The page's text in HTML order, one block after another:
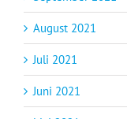
August 2021
Juli 2021
Juni 2021